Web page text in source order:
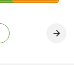
達している。これ
なっているのがボ